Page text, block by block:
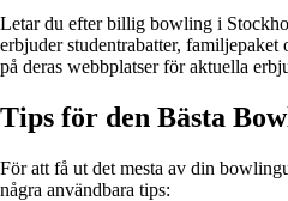
Letar du efter billig bowling i
erbjuder studentrabatter,
på deras webbplatser för aktuella
Tips för den Bästa
För att få ut det mesta av din
några användbara tips: